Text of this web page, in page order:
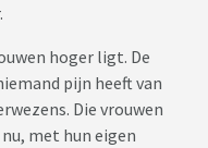
hoger ligt. De
pijn heeft van
Die vrouwen
met hun eigen